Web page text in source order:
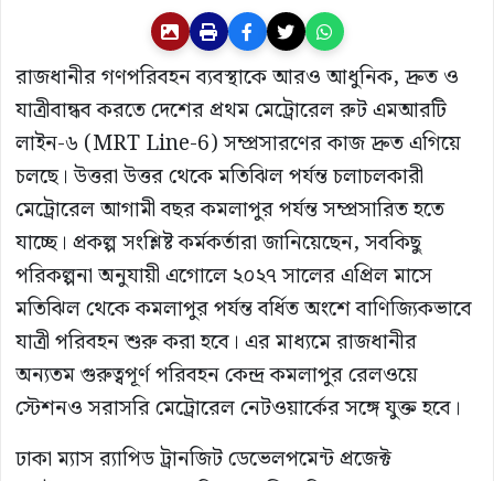
রাজধানীর গণপরিবহন ব্যবস্থাকে আরও আধুনিক, দ্রুত ও
যাত্রীবান্ধব করতে দেশের প্রথম মেট্রোরেল রুট এমআরটি
লাইন-৬ (MRT Line-6) সম্প্রসারণের কাজ দ্রুত এগিয়ে
চলছে। উত্তরা উত্তর থেকে মতিঝিল পর্যন্ত চলাচলকারী
মেট্রোরেল আগামী বছর কমলাপুর পর্যন্ত সম্প্রসারিত হতে
যাচ্ছে। প্রকল্প সংশ্লিষ্ট কর্মকর্তারা জানিয়েছেন, সবকিছু
পরিকল্পনা অনুযায়ী এগোলে ২০২৭ সালের এপ্রিল মাসে
মতিঝিল থেকে কমলাপুর পর্যন্ত বর্ধিত অংশে বাণিজ্যিকভাবে
যাত্রী পরিবহন শুরু করা হবে। এর মাধ্যমে রাজধানীর
অন্যতম গুরুত্বপূর্ণ পরিবহন কেন্দ্র কমলাপুর রেলওয়ে
স্টেশনও সরাসরি মেট্রোরেল নেটওয়ার্কের সঙ্গে যুক্ত হবে।
ঢাকা ম্যাস র‌্যাপিড ট্রানজিট ডেভেলপমেন্ট প্রজেক্ট